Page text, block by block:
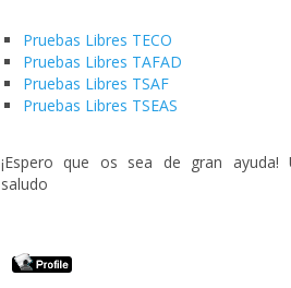
Pruebas Libres TECO
Pruebas Libres TAFAD
Pruebas Libres TSAF
Pruebas Libres TSEAS
¡Espero que os sea de gran ayuda!
saludo